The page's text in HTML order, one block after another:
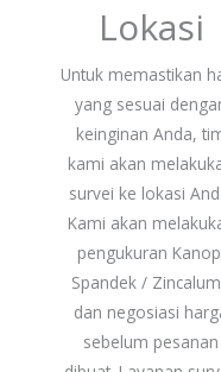
Lokasi
Untuk memastikan
yang sesuai
keinginan Anda,
kami akan
survei ke lokasi
Kami akan
pengukuran
Spandek /
dan negosiasi
sebelum pesanan